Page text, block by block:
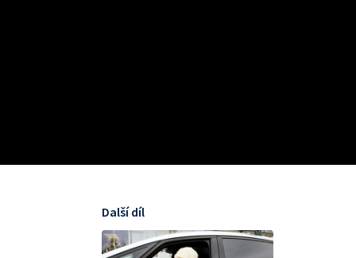
Další díl